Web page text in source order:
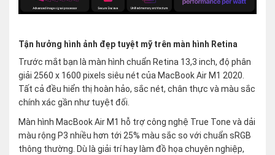
Tận hưởng hình ảnh đẹp tuyệt mỹ trên màn hình Retina
Trước mắt bạn là màn hình chuẩn Retina 13,3 inch, độ phân
giải 2560 x 1600 pixels siêu nét của MacBook Air M1 2020.
Tất cả đều hiển thị hoàn hảo, sắc nét, chân thực và màu sắc
chính xác gần như tuyệt đối.
Màn hình MacBook Air M1 hỗ trợ công nghệ True Tone và dải
màu rộng P3 nhiều hơn tới 25% màu sắc so với chuẩn sRGB
thông thường. Dù là giải trí hay làm đồ họa chuyên nghiệp,